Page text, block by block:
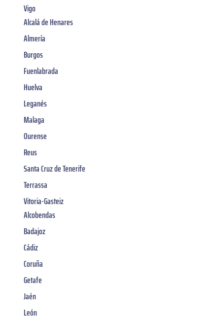
Vigo
Alcalá de Henares
Almería
Burgos
Fuenlabrada
Huelva
Leganés
Malaga
Ourense
Reus
Santa Cruz de Tenerife
Terrassa
Vitoria-Gasteiz
Alcobendas
Badajoz
Cádiz
Coruña
Getafe
Jaén
León